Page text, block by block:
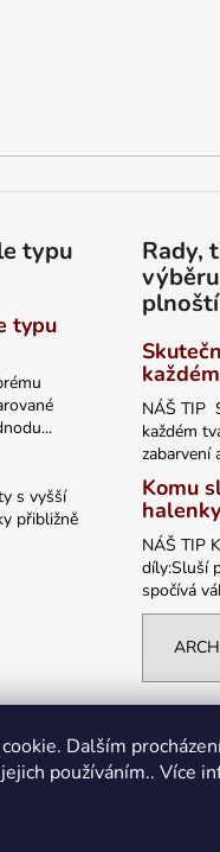
Dalším
používáním.. Více
typu
typu
s vyšší
přibližně
Rady,
NÁŠ TIP
každém
zabarvení
Komu
NÁŠ TIP
díly:Sluší
spočívá